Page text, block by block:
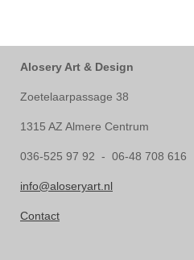
Alosery Art & Design
Zoetelaarpassage 38
1315 AZ Almere Centrum
036-525 97 92 - 06-48 708 616
info@aloseryart.nl
Contact